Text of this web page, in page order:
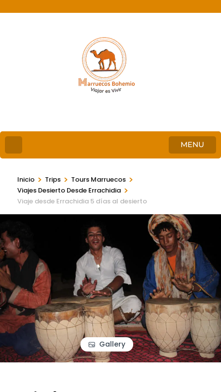
MENU
Inicio > Trips > Tours Marruecos >
Viajes Desierto Desde Errachidia >
Viaje desde Errachidia 5 días al desierto
Gallery